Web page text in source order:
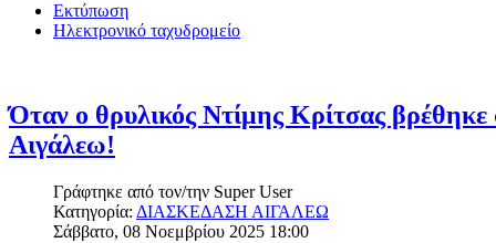
Εκτύπωση
Ηλεκτρονικό ταχυδρομείο
Όταν ο θρυλικός Ντίμης Κρίτσας
Αιγάλεω!
Γράφτηκε από τον/την Super User
Κατηγορία: ΔΙΑΣΚΕΔΑΣΗ ΑΙΓΑΛΕΩ
Σάββατο, 08 Νοεμβρίου 2025 18:00